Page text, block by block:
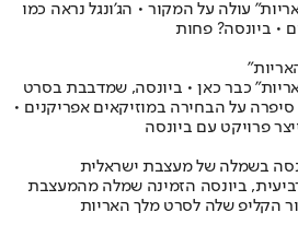
עולה על המקור • הג'ונגל נראה כמו
• ביונסה? פחות
כבר כאן • ביונסה, שמדבבת בסרט
על הבחירה במוזיקאים אפריקנים •
פרויקט עם ביונסה
בשמלה של מעצבת ישראלית
ביונסה הזמינה שמלה מהמעצבת
הקליפ שלה לסרט מלך האריות